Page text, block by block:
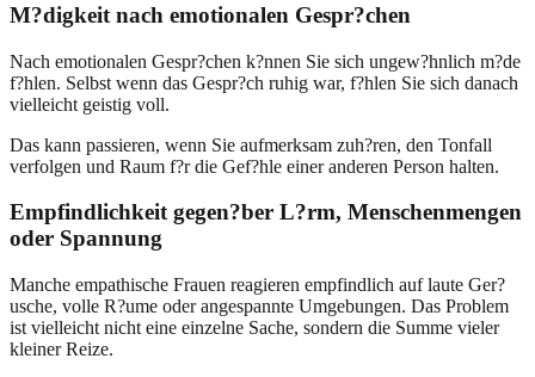
M?digkeit nach emotionalen Gespr?chen
Nach emotionalen Gespr?chen k?nnen Sie sich ungew?hnlich m?de
f?hlen. Selbst wenn das Gespr?ch ruhig war, f?hlen Sie sich danach
vielleicht geistig voll.
Das kann passieren, wenn Sie aufmerksam zuh?ren, den Tonfall
verfolgen und Raum f?r die Gef?hle einer anderen Person halten.
Empfindlichkeit gegen?ber L?rm, Menschenmengen
oder Spannung
Manche empathische Frauen reagieren empfindlich auf laute Ger?
usche, volle R?ume oder angespannte Umgebungen. Das Problem
ist vielleicht nicht eine einzelne Sache, sondern die Summe vieler
kleiner Reize.